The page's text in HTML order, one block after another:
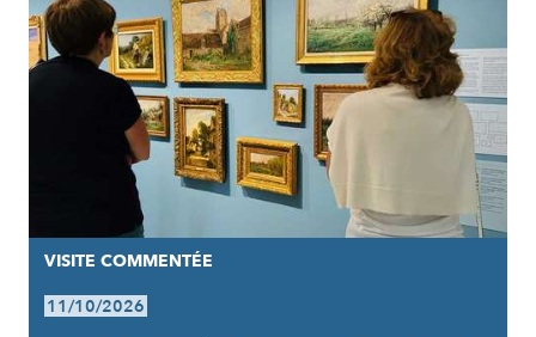
VISITE COMMENTÉE
11/10/2026